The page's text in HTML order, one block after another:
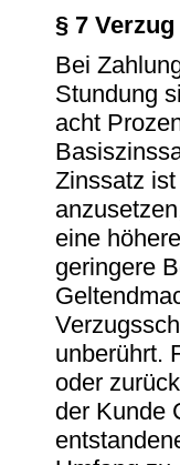
§ 7 Verzug
Bei
Stundung
acht
Zinssatz
eine
geringere
unberührt.
oder
der Kunde